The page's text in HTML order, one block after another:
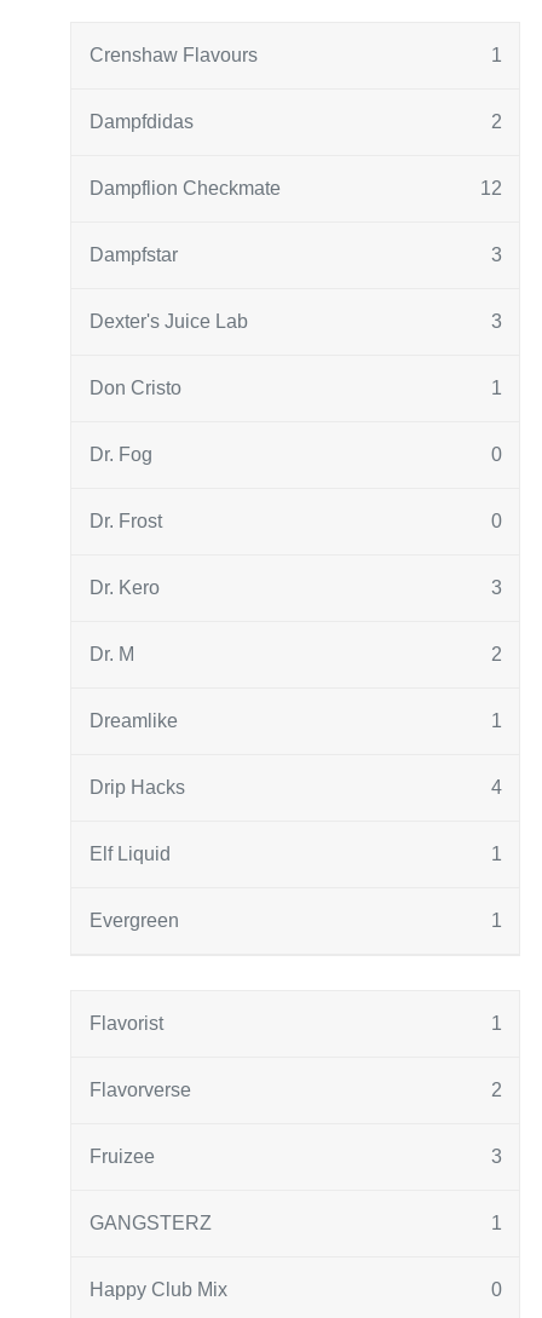
Crenshaw Flavours 1
Dampfdidas 2
Dampflion Checkmate 12
Dampfstar 3
Dexter's Juice Lab 3
Don Cristo 1
Dr. Fog 0
Dr. Frost 0
Dr. Kero 3
Dr. M 2
Dreamlike 1
Drip Hacks 4
Elf Liquid 1
Evergreen 1
Flavorist 1
Flavorverse 2
Fruizee 3
GANGSTERZ 1
Happy Club Mix 0